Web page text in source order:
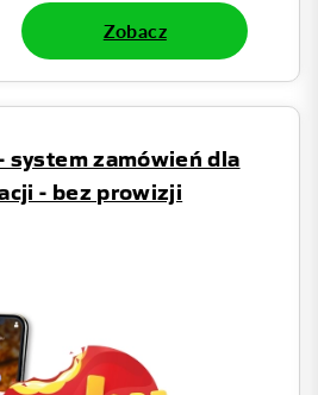
Zobacz
system zamówień dla
- bez prowizji